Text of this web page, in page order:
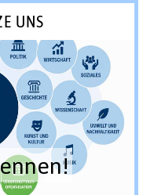
UNS